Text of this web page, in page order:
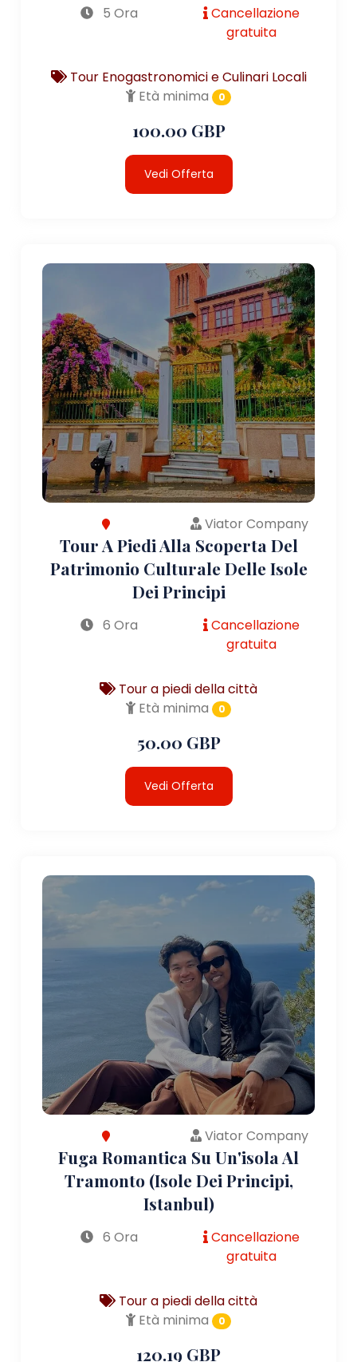
5 Ora
Cancellazione
gratuita
Tour Enogastronomici e Culinari Locali
Età minima
0
100.00 GBP
Vedi Offerta
Viator Company
Tour A Piedi Alla Scoperta Del
Patrimonio Culturale Delle Isole
Dei Principi
6 Ora
Cancellazione
gratuita
Tour a piedi della città
Età minima
0
50.00 GBP
Vedi Offerta
Viator Company
Fuga Romantica Su Un'isola Al
Tramonto (Isole Dei Principi,
Istanbul)
6 Ora
Cancellazione
gratuita
Tour a piedi della città
Età minima
0
120.19 GBP